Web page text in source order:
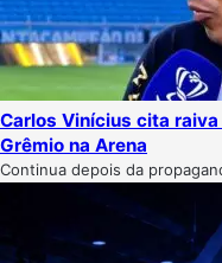
Carlos Vinícius cita
Grêmio na Arena
Continua depois da